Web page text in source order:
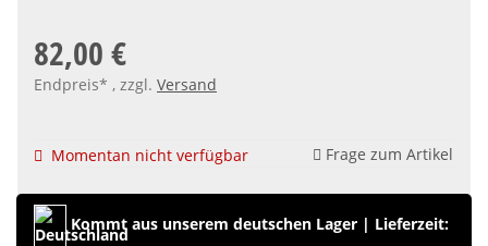
82,00 €
Endpreis* , zzgl. Versand
Momentan nicht verfügbar Frage zum Artikel
Kommt aus unserem deutschen Lager | Lieferzeit: